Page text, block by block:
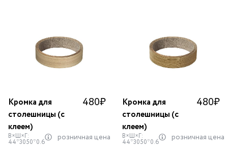
Кромка для
столешницы (с
клеем)
480₽
В×Ш×Г:
44*3050*0.6 розничная цена
Кромка для
столешницы (с
клеем)
480₽
В×Ш×Г:
44*3050*0.6 розничная цена